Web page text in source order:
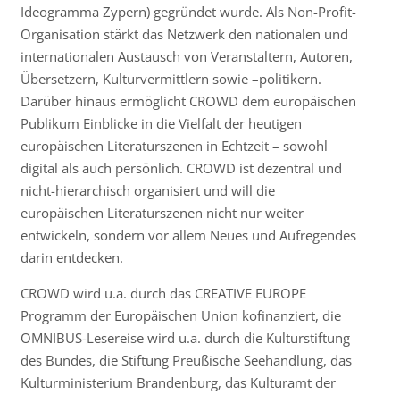
Ideogramma Zypern) gegründet wurde. Als Non-Profit-
Organisation stärkt das Netzwerk den nationalen und
internationalen Austausch von Veranstaltern, Autoren,
Übersetzern, Kulturvermittlern sowie –politikern.
Darüber hinaus ermöglicht CROWD dem europäischen
Publikum Einblicke in die Vielfalt der heutigen
europäischen Literaturszenen in Echtzeit – sowohl
digital als auch persönlich. CROWD ist dezentral und
nicht-hierarchisch organisiert und will die
europäischen Literaturszenen nicht nur weiter
entwickeln, sondern vor allem Neues und Aufregendes
darin entdecken.
CROWD wird u.a. durch das CREATIVE EUROPE
Programm der Europäischen Union kofinanziert, die
OMNIBUS-Lesereise wird u.a. durch die Kulturstiftung
des Bundes, die Stiftung Preußische Seehandlung, das
Kulturministerium Brandenburg, das Kulturamt der